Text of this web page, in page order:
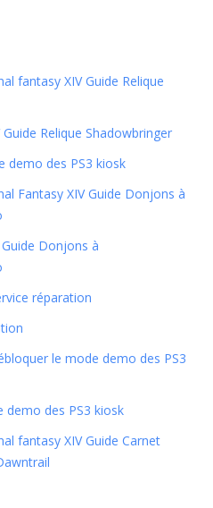
fantasy XIV Guide Relique
Relique Shadowbringer
demo des PS3 kiosk
Fantasy XIV Guide Donjons à
Donjons à
réparation
le mode demo des PS3
demo des PS3 kiosk
fantasy XIV Guide Carnet